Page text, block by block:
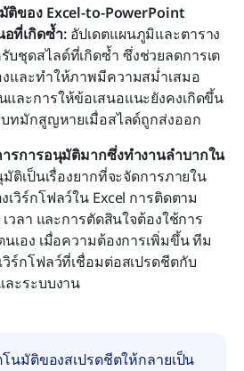
ติของ Excel-to-PowerPoint
อที่เกิดซ้ำ: อัปเดตแผนภูมิและตาราง
บชุดสไลด์ที่เกิดซ้ำ ซึ่งช่วยลดการเต
งและทำให้ภาพมีความสม่ำเสมอ
และการให้ข้อเสนอแนะยังคงเกิดขึ้น
ทมักสูญหายเมื่อสไลด์ถูกส่งออก
ารการอนุมัติมากซึ่งทำงานลำบากใน
ติเป็นเรื่องยากที่จะจัดการภายใน
วิร์กโฟลว์ใน Excel การติดตาม
เวลา และการตัดสินใจต้องใช้การ
เอง เมื่อความต้องการเพิ่มขึ้น ทีม
ร์กโฟลว์ที่เชื่อมต่อสเปรดชีตกับ
ละระบบงาน
นมัติของสเปรดชีตให้กลายเป็น